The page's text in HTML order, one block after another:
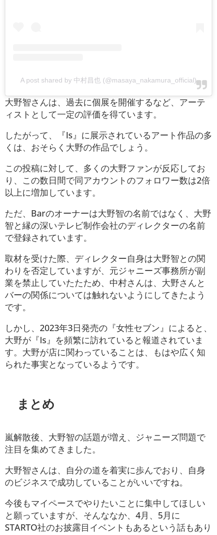
A post shared by 中村昌也 (@masaya_nakamura_official)
大野智さんは、過去に個展を開催するなど、アーテ
ィストとして一定の評価を得ています。
したがって、『Is』に展示されているアート作品の多
くは、おそらく大野の作品でしょう。
この投稿に対して、多くの大野ファンが反応してお
り、この数日間で同アカウントのフォロワー数は2倍
以上に増加しています。
ただ、Barのオーナーは大野智の名前ではなく、大野
智と縁の深いテレビ制作会社のディレクターの名前
で登録されています。
取材を受けた際、ディレクター自身は大野智との関
わりを否定していますが、元ジャニーズ事務所が副
業を禁止していたたため、中村さんは、大野さんと
バーの関係については触れないようにしてきたよう
です。
しかし、2023年3日発売の『女性セブン』によると、
大野が『Is』を頻繁に訪れていると報道されていま
す。大野が店に関わっていることは、もはや広く知
られた事実となっているようです。
まとめ
嵐解散後、大野智の話題が増え、ジャニーズ問題で
注目を集めてきました。
大野智さんは、自分の道を着実に歩んでおり、自身
のビジネスで成功していることがいいですね。
今後もマイペースでやりたいことに集中してほしい
と願っていますが、そんななか、4月、5月に
STARTO社のお披露目イベントもあるという話もあり